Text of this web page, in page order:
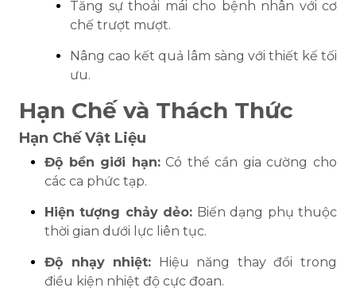
Tăng sự thoải mái cho bệnh nhân với cơ
chế trượt mượt.
Nâng cao kết quả lâm sàng với thiết kế tối
ưu.
Hạn Chế và Thách Thức
Hạn Chế Vật Liệu
Độ bền giới hạn:Có thể cần gia cường cho
các ca phức tạp.
Hiện tượng chảy dẻo: Biến dạng phụ thuộc
thời gian dưới lực liên tục.
Độ nhạy nhiệt: Hiệu năng thay đổi trong
điều kiện nhiệt độ cực đoan.